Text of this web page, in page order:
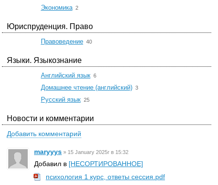
Экономика 2
Юриспруденция. Право
Правоведение 40
Языки. Языкознание
Английский язык 6
Домашнее чтение (английский) 3
Русский язык 25
Новости и комментарии
Добавить комментарий
maryyys » 15 January 2025г в 15:32
Добавил в [НЕСОРТИРОВАННОЕ]
психология 1 курс, ответы сессия.pdf